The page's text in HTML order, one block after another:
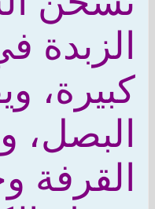
الزبدة
كبيرة،
البصل،
القرفة